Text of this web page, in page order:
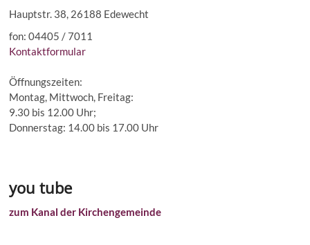
Hauptstr. 38, 26188 Edewecht
fon: 04405 / 7011
Kontaktformular
Öffnungszeiten:
Montag, Mittwoch, Freitag:
9.30 bis 12.00 Uhr;
Donnerstag: 14.00 bis 17.00 Uhr
you tube
zum Kanal der Kirchengemeinde